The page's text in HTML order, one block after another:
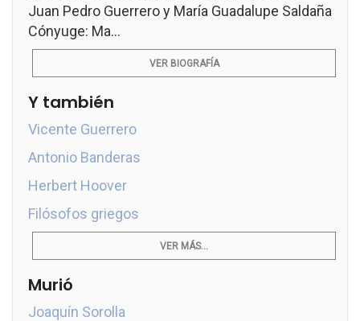
Juan Pedro Guerrero y María Guadalupe Saldaña
Cónyuge: Ma...
VER BIOGRAFÍA
Y también
Vicente Guerrero
Antonio Banderas
Herbert Hoover
Filósofos griegos
VER MÁS...
Murió
Joaquín Sorolla